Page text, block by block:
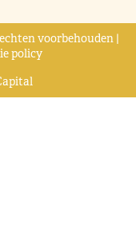
voorbehouden |
policy